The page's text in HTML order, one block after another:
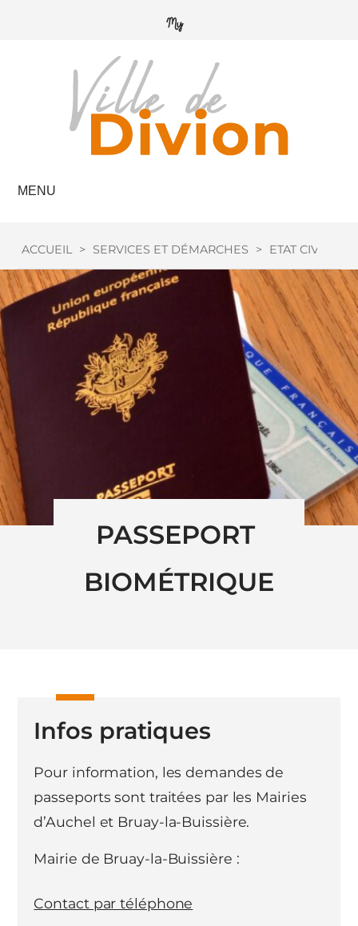
MENU
ACCUEIL > SERVICES ET DÉMARCHES > ETAT CIVIL
PASSEPORT
BIOMÉTRIQUE
Infos pratiques
Pour information, les demandes de
passeports sont traitées par les Mairies
d’Auchel et Bruay-la-Buissière.
Mairie de Bruay-la-Buissière :
Contact par téléphone